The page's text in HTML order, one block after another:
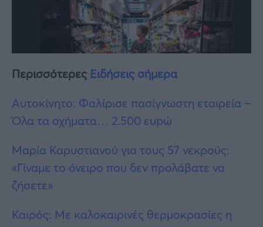
Περισσότερες Ειδήσεις σήμερα
Αυτοκίνητο: Φαλίρισε πασίγνωστη εταιρεία –
Όλα τα οχήματα… 2.500 εupώ
Μαρία Καρυστιανού για τους 57 νεκρούς:
«Γίναμε το όνειρο που δεν προλάβατε να
ζήσετε»
Καιρός: Με καλοκαιρινές θερμοκρασίες η